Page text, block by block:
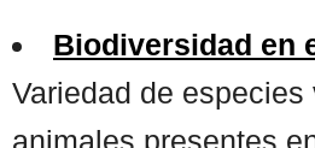
Biodiversidad en
Variedad de
animales presentes